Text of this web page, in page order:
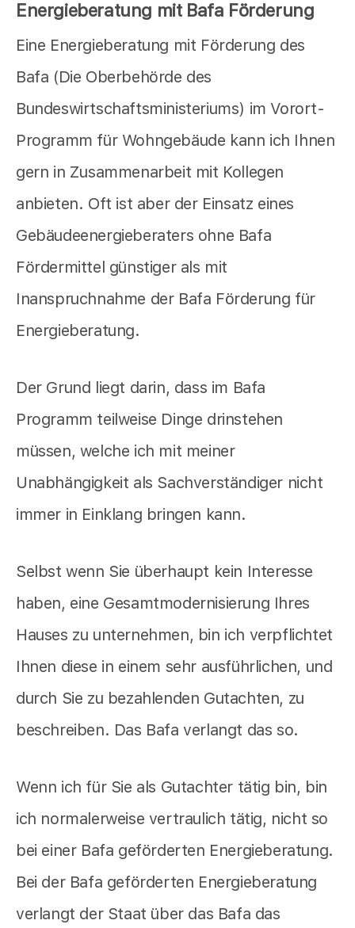
Energieberatung mit Bafa Förderung
Eine Energieberatung mit Förderung des
Bafa (Die Oberbehörde des
Bundeswirtschaftsministeriums) im Vorort-
Programm für Wohngebäude kann ich Ihnen
gern in Zusammenarbeit mit Kollegen
anbieten. Oft ist aber der Einsatz eines
Gebäudeenergieberaters ohne Bafa
Fördermittel günstiger als mit
Inanspruchnahme der Bafa Förderung für
Energieberatung.
Der Grund liegt darin, dass im Bafa
Programm teilweise Dinge drinstehen
müssen, welche ich mit meiner
Unabhängigkeit als Sachverständiger nicht
immer in Einklang bringen kann.
Selbst wenn Sie überhaupt kein Interesse
haben, eine Gesamtmodernisierung Ihres
Hauses zu unternehmen, bin ich verpflichtet
Ihnen diese in einem sehr ausführlichen, und
durch Sie zu bezahlenden Gutachten, zu
beschreiben. Das Bafa verlangt das so.
Wenn ich für Sie als Gutachter tätig bin, bin
ich normalerweise vertraulich tätig, nicht so
bei einer Bafa geförderten Energieberatung.
Bei der Bafa geförderten Energieberatung
verlangt der Staat über das Bafa das